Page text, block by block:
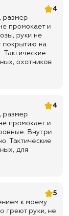
4
размер
промокает и
руки не
покрытию на
Тактические
охотников
4
размер
промокает и
Внутри
Тактические
для
5
к моему
греют руки, не